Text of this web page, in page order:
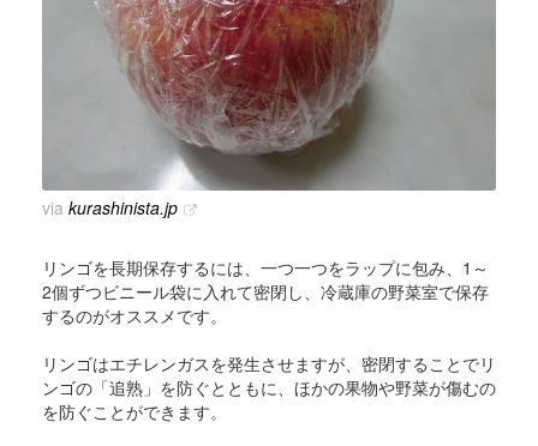
via kurashinista.jp
リンゴを長期保存するには、一つ一つをラップに包み、1～
2個ずつビニール袋に入れて密閉し、冷蔵庫の野菜室で保存
するのがオススメです。
リンゴはエチレンガスを発生させますが、密閉することでリ
ンゴの「追熟」を防ぐとともに、ほかの果物や野菜が傷むの
を防ぐことができます。